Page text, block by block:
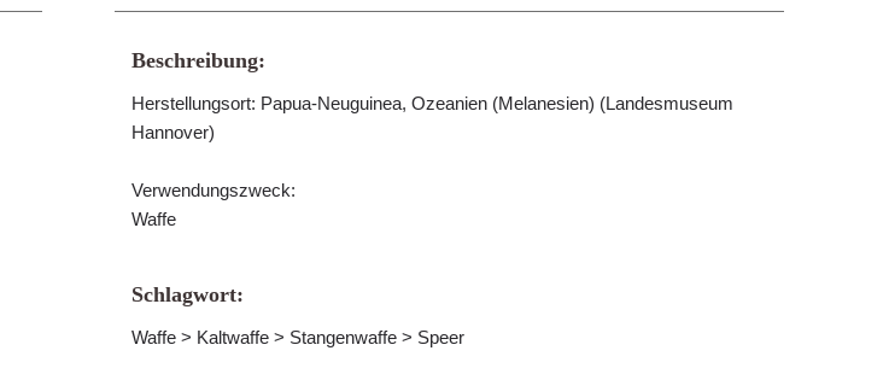
Beschreibung:
Herstellungsort: Papua-Neuguinea, Ozeanien (Melanesien) (Landesmuseum
Hannover)
Verwendungszweck:
Waffe
Schlagwort:
Waffe > Kaltwaffe > Stangenwaffe > Speer